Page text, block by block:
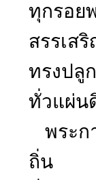
ทุกรอย
สรรเส
ทรงป
ทั่วแผ่น
พระก
ถิ่น